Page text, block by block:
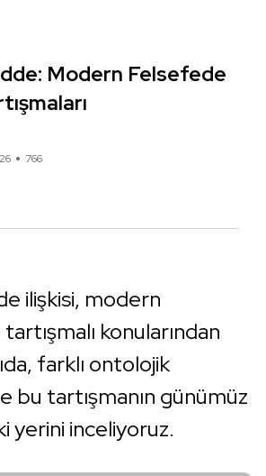
Modern Felsefede
766
ilişkisi, modern
konularından
farklı ontolojik
bu tartışmanın günümüz
yerini inceliyoruz.